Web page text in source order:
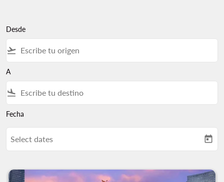
Desde
flight_takeoff
A
flight_land
Fecha
Select dates today